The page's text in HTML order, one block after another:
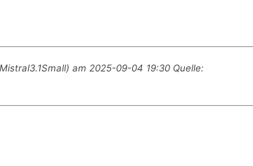
am 2025-09-04 19:30 Quelle: